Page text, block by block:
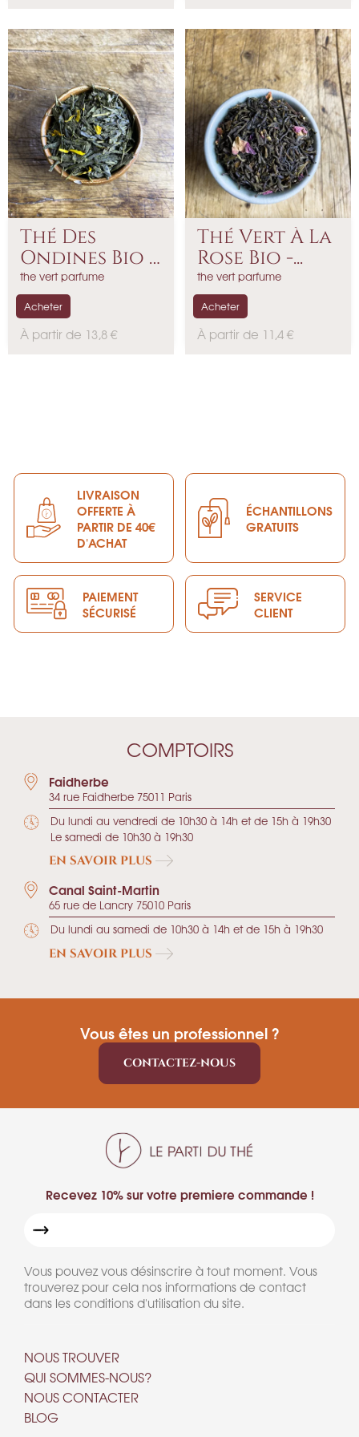
x
x
Thé Des
Ondines Bio -
Thé...
the vert parfume
P
À partir de 13,8 €
Acheter
Thé Vert À La
Rose Bio -...
the vert parfume
P
À partir de 11,4 €
Acheter
LIVRAISON
OFFERTE À
PARTIR DE 40€
D'ACHAT
ÉCHANTILLONS
GRATUITS
PAIEMENT
SÉCURISÉ
SERVICE
CLIENT
COMPTOIRS
Faidherbe
34 rue Faidherbe 75011 Paris
Du lundi au vendredi de 10h30 à 14h et de 15h à 19h30
Le samedi de 10h30 à 19h30
EN SAVOIR PLUS
Canal Saint-Martin
65 rue de Lancry 75010 Paris
Du lundi au samedi de 10h30 à 14h et de 15h à 19h30
EN SAVOIR PLUS
Vous êtes un professionnel ?
CONTACTEZ-NOUS
Recevez 10% sur votre premiere commande !
Vous pouvez vous désinscrire à tout moment. Vous
trouverez pour cela nos informations de contact
dans les conditions d'utilisation du site.
NOUS TROUVER
QUI SOMMES-NOUS?
NOUS CONTACTER
BLOG